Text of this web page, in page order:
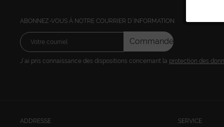
ABONNEZ-VOUS Á NOTRE COURRIER D´INFORMATION
Commandez
J´ai pris connaissance des dispositions concernant la protection des
ADDRESSE SERVICE